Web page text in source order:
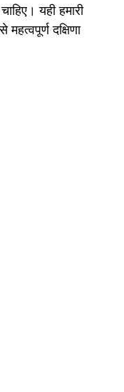
यही हमारी
दक्षिणा